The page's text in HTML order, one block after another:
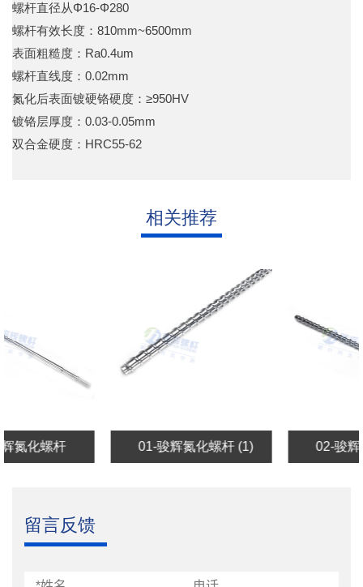
螺杆直径从Φ16-Φ280
螺杆有效长度：810mm~6500mm
表面粗糙度：Ra0.4um
螺杆直线度：0.02mm
氮化后表面镀硬铬硬度：≥950HV
镀铬层厚度：0.03-0.05mm
双合金硬度：HRC55-62
相关推荐
杆 01-骏辉氮化螺杆 (1) 02-骏辉氮化螺
留言反馈